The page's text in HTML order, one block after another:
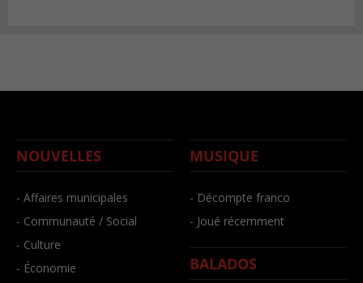
NOUVELLES
- Affaires municipales
- Communauté / Social
- Culture
- Économie
MUSIQUE
- Décompte franco
- Joué récemment
BALADOS